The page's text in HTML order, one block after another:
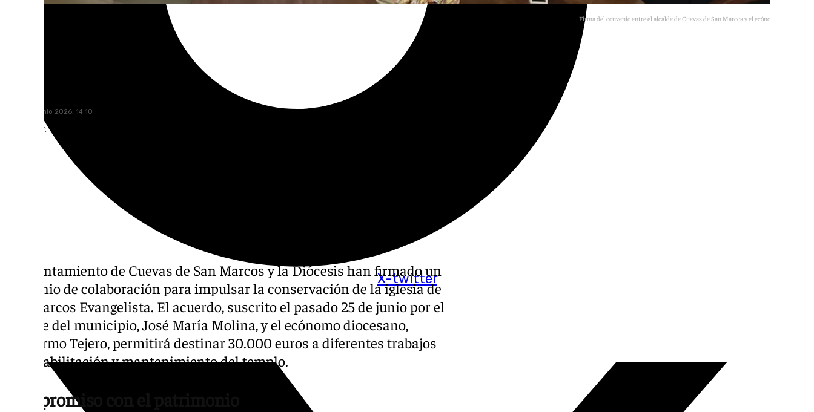
X-twitter
Firma del convenio entre el alcalde de Cuevas de San Marcos y el ecónomo diocesano.
lunes, 29 junio 2026, 14:10
Compartir:
El Ayuntamiento de Cuevas de San Marcos y la Diócesis han firmado un
convenio de colaboración para impulsar la conservación de la iglesia de
San Marcos Evangelista. El acuerdo, suscrito el pasado 25 de junio por el
alcalde del municipio, José María Molina, y el ecónomo diocesano,
Guillermo Tejero, permitirá destinar 30.000 euros a diferentes trabajos
de rehabilitación y mantenimiento del templo.
Compromiso con el patrimonio